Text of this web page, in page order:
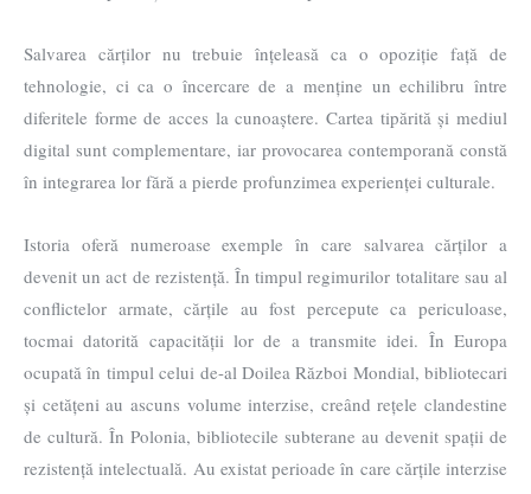
Salvarea cărților nu trebuie înțeleasă ca o opoziție față de
tehnologie, ci ca o încercare de a menține un echilibru între
diferitele forme de acces la cunoaștere. Cartea tipărită și mediul
digital sunt complementare, iar provocarea contemporană constă
în integrarea lor fără a pierde profunzimea experienței culturale.
Istoria oferă numeroase exemple în care salvarea cărților a
devenit un act de rezistență. În timpul regimurilor totalitare sau al
conflictelor armate, cărțile au fost percepute ca periculoase,
tocmai datorită capacității lor de a transmite idei. În Europa
ocupată în timpul celui de-al Doilea Război Mondial, bibliotecari
și cetățeni au ascuns volume interzise, creând rețele clandestine
de cultură. În Polonia, bibliotecile subterane au devenit spații de
rezistență intelectuală. Au existat perioade în care cărțile interzise